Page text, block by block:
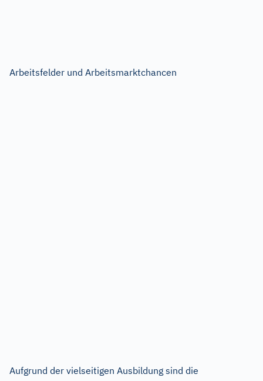
Arbeitsfelder und Arbeitsmarktchancen
Aufgrund der vielseitigen Ausbildung sind die